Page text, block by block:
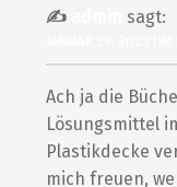
sagt:
Ach ja die
Lösungsmittel
Plastikdecke
mich freuen,